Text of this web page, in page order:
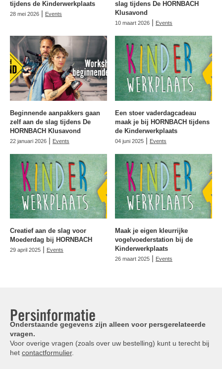
tijdens de Kinderwerkplaats
28 mei 2026 | Events
slag tijdens De HORNBACH
Klusavond
10 maart 2026 | Events
Beginnende aanpakkers gaan
zelf aan de slag tijdens De
HORNBACH Klusavond
22 januari 2026 | Events
Een stoer vaderdagcadeau
maak je bij HORNBACH tijdens
de Kinderwerkplaats
04 juni 2025 | Events
Creatief aan de slag voor
Moederdag bij HORNBACH
29 april 2025 | Events
Maak je eigen kleurrijke
vogelvoederstation bij de
Kinderwerkplaats
26 maart 2025 | Events
Persinformatie
Onderstaande gegevens zijn alleen voor persgerelateerde
vragen.
Voor overige vragen (zoals over uw bestelling) kunt u terecht bij
het contactformulier.